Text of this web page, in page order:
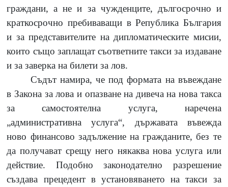
граждани, а не и за чужденците, дългосрочно и
краткосрочно пребиваващи в Република България
и за представителите на дипломатическите мисии,
които също заплащат съответните такси за издаване
и за заверка на билети за лов.
Съдът намира, че под формата на въвеждане
в Закона за лова и опазване на дивеча на нова такса
за самостоятелна услуга, наречена
„административна услуга“, държавата въвежда
ново финансово задължение на гражданите, без те
да получават срещу него някаква нова услуга или
действие. Подобно законодателно разрешение
създава прецедент в установяването на такси за